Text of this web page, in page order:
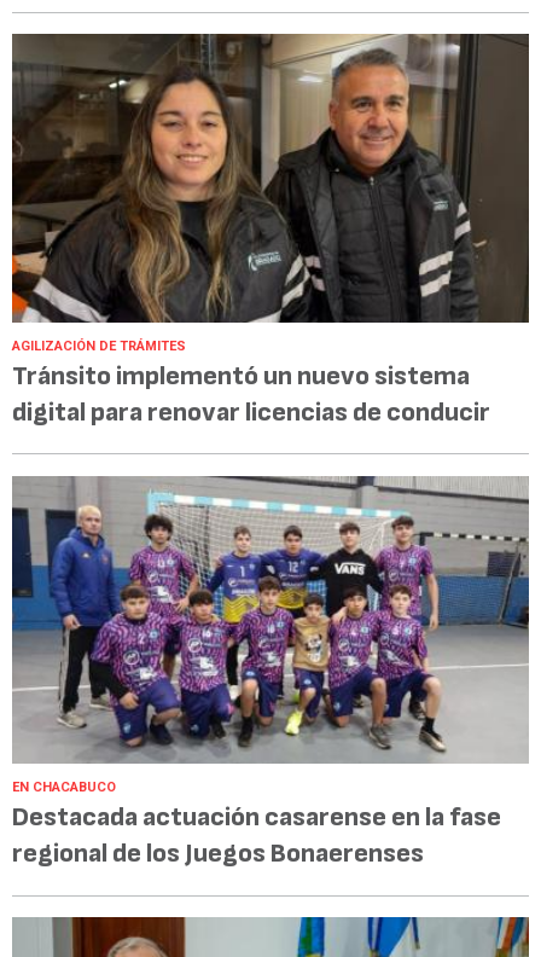
AGILIZACIÓN DE TRÁMITES
Tránsito implementó un nuevo sistema
digital para renovar licencias de conducir
EN CHACABUCO
Destacada actuación casarense en la fase
regional de los Juegos Bonaerenses